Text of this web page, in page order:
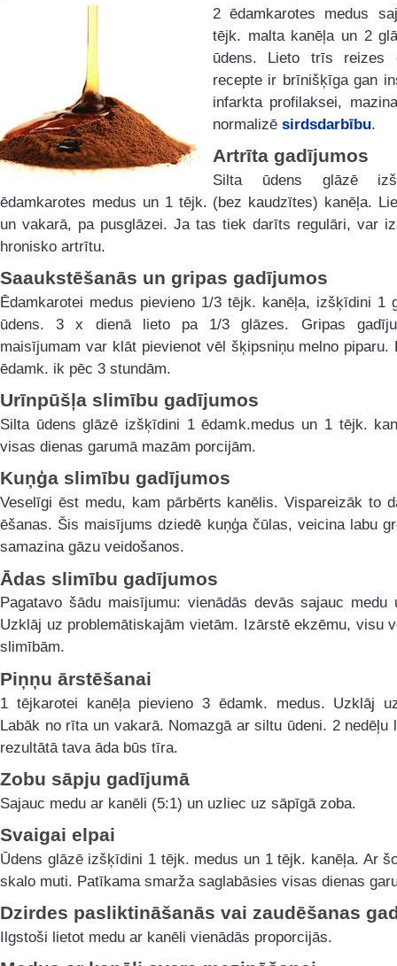
2 ēdamkarotes medus
tējk. malta kanēļa un 2
ūdens. Lieto trīs reizes
recepte ir brīnišķīga gan
infarkta profilaksei,
normalizē sirdsdarbību.
Artrīta gadījumos
Silta ūdens glāzē
ēdamkarotes medus un 1 tējk. (bez kaudzītes) kanēļa.
un vakarā, pa pusglāzei. Ja tas tiek darīts regulāri, var
hronisko artrītu.
Saaukstēšanās un gripas gadījumos
Ēdamkarotei medus pievieno 1/3 tējk. kanēļa, izšķīdini 1
ūdens. 3 x dienā lieto pa 1/3 glāzes. Gripas
maisījumam var klāt pievienot vēl šķipsniņu melno piparu.
ēdamk. ik pēc 3 stundām.
Urīnpūšļa slimību gadījumos
Silta ūdens glāzē izšķīdini 1 ēdamk.medus un 1 tējk.
visas dienas garumā mazām porcijām.
Kuņģa slimību gadījumos
Veselīgi ēst medu, kam pārbērts kanēlis. Vispareizāk to
ēšanas. Šis maisījums dziedē kuņģa čūlas, veicina labu
samazina gāzu veidošanos.
Ādas slimību gadījumos
Pagatavo šādu maisījumu: vienādās devās sajauc medu
Uzklāj uz problemātiskajām vietām. Izārstē ekzēmu, visu
slimībām.
Piņņu ārstēšanai
1 tējkarotei kanēļa pievieno 3 ēdamk. medus. Uzklāj
Labāk no rīta un vakarā. Nomazgā ar siltu ūdeni. 2 nedēļu
rezultātā tava āda būs tīra.
Zobu sāpju gadījumā
Sajauc medu ar kanēli (5:1) un uzliec uz sāpīgā zoba.
Svaigai elpai
Ūdens glāzē izšķīdini 1 tējk. medus un 1 tējk. kanēļa. Ar
skalo muti. Patīkama smarža saglabāsies visas dienas
Dzirdes pasliktināšanās vai zaudēšanas
Ilgstoši lietot medu ar kanēli vienādās proporcijās.